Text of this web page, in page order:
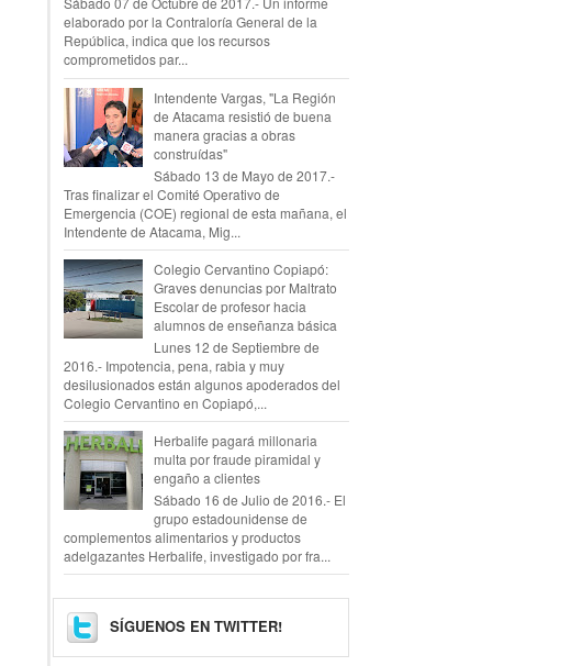
elaborado por la Contraloría General de la
República, indica que los recursos
comprometidos par...
Intendente Vargas, "La Región
de Atacama resistió de buena
manera gracias a obras
construídas"
Sábado 13 de Mayo de 2017.-
Tras finalizar el Comité Operativo de
Emergencia (COE) regional de esta mañana, el
Intendente de Atacama, Mig...
Colegio Cervantino Copiapó:
Graves denuncias por Maltrato
Escolar de profesor hacia
alumnos de enseñanza básica
Lunes 12 de Septiembre de
2016.- Impotencia, pena, rabia y muy
desilusionados están algunos apoderados del
Colegio Cervantino en Copiapó,...
Herbalife pagará millonaria
multa por fraude piramidal y
engaño a clientes
Sábado 16 de Julio de 2016.- El
grupo estadounidense de
complementos alimentarios y productos
adelgazantes Herbalife, investigado por fra...
SÍGUENOS EN TWITTER!